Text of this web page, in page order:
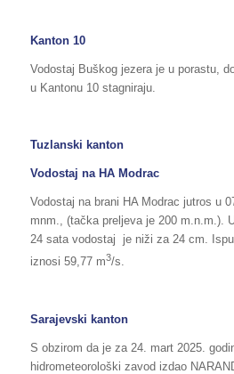
Kanton 10
Vodostaj Buškog jezera je u porastu,
u Kantonu 10 stagniraju.
Tuzlanski kanton
Vodostaj na HA Modrac
Vodostaj na brani HA Modrac jutros u
mnm., (tačka preljeva je 200 m.n.m.).
24 sata vodostaj je niži za 24 cm.
iznosi 59,77 m3/s.
Sarajevski kanton
S obzirom da je za 24. mart 2025.
hidrometeorološki zavod izdao